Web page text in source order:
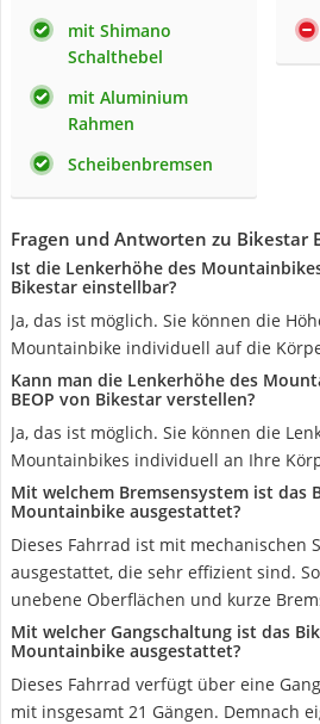
mit Shimano
Schalthebel
mit Aluminium
Rahmen
Scheibenbremsen
Fragen und Antworten zu Bikestar
Ist die Lenkerhöhe des Mountainbikes
Bikestar einstellbar?
Ja, das ist möglich. Sie können die
Mountainbike individuell auf die
Kann man die Lenkerhöhe des
BEOP von Bikestar verstellen?
Ja, das ist möglich. Sie können die
Mountainbikes individuell an Ihre
Mit welchem Bremsensystem ist das
Mountainbike ausgestattet?
Dieses Fahrrad ist mit mechanischen
ausgestattet, die sehr effizient sind.
unebene Oberflächen und kurze
Mit welcher Gangschaltung ist das
Mountainbike ausgestattet?
Dieses Fahrrad verfügt über eine
mit insgesamt 21 Gängen. Demnach